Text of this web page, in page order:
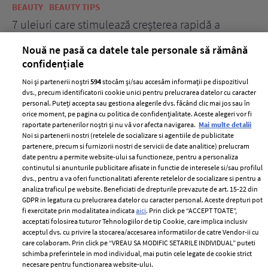
BEAUTY BEAUTY TIPS
7 uleiuri care stimulează creșterea rapidă a
ELLE Style Awards
2024
Despre ELLE
Romania
Contact
Abonamente
Termeni si conditii
Politica de
confidențialitate
Politica de cookies
Publicitate
Nouă ne pasă ca datele tale personale să rămână
confidențiale
Noi și partenerii noștri594stocăm și/sau accesăm informații pe dispozitivul
dvs., precum identificatorii cookie unici pentru prelucrarea datelor cu caracter
personal. Puteți accepta sau gestiona alegerile dvs. făcând clic mai jos sau în
orice moment, pe pagina cu politica de confidențialitate. Aceste alegeri vor fi
raportate partenerilor noștri și nu vă vor afecta navigarea. Mai multe detalii
Noi si partenerii nostri (retelele de socializare si agentiile de publicitate
partenere, precum si furnizorii nostri de servicii de date analitice) prelucram
date pentru a permite website-ului sa functioneze, pentru a personaliza
continutul si anunturile publicitare afisate in functie de interesele si/sau profilul
dvs., pentru a va oferi functionalitati aferente retelelor de socializare si pentru a
analiza traficul pe website. Beneficiati de drepturile prevazute de art. 15-22 din
GDPR in legatura cu prelucrarea datelor cu caracter personal. Aceste drepturi pot
fi exercitate prin modalitatea indicataaici. Prin click pe “ACCEPT TOATE”,
acceptati folosirea tuturor Tehnologiilor de tip Cookie, care implica inclusiv
acceptul dvs. cu privire la stocarea/accesarea informatiilor de catre Vendor-ii cu
care colaboram. Prin click pe “VREAU SA MODIFIC SETARILE INDIVIDUAL” puteti
schimba preferintele in mod individual, mai putin cele legate de cookie strict
necesare pentru functionarea website-ului.